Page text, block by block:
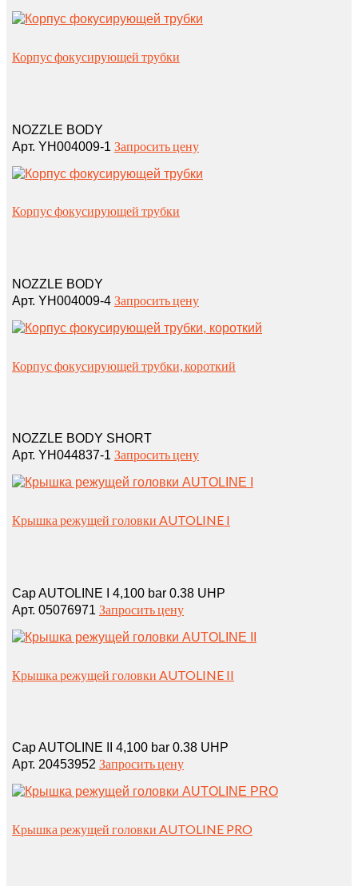
Корпус фокусирующей трубки
NOZZLE BODY
Арт. YH004009-1 Запросить цену
Корпус фокусирующей трубки
NOZZLE BODY
Арт. YH004009-4 Запросить цену
Корпус фокусирующей трубки, короткий
NOZZLE BODY SHORT
Арт. YH044837-1 Запросить цену
Крышка режущей головки AUTOLINE I
Cap AUTOLINE I 4,100 bar 0.38 UHP
Арт. 05076971 Запросить цену
Крышка режущей головки AUTOLINE II
Cap AUTOLINE II 4,100 bar 0.38 UHP
Арт. 20453952 Запросить цену
Крышка режущей головки AUTOLINE PRO